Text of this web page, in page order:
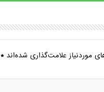
موردنیاز علامت‌گذاری شده‌اند*